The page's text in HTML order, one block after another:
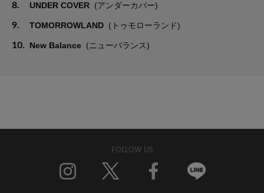
8. UNDER COVER (アンダーカバー)
9. TOMORROWLAND (トゥモローランド)
10. New Balance (ニューバランス)
FOLLOW US